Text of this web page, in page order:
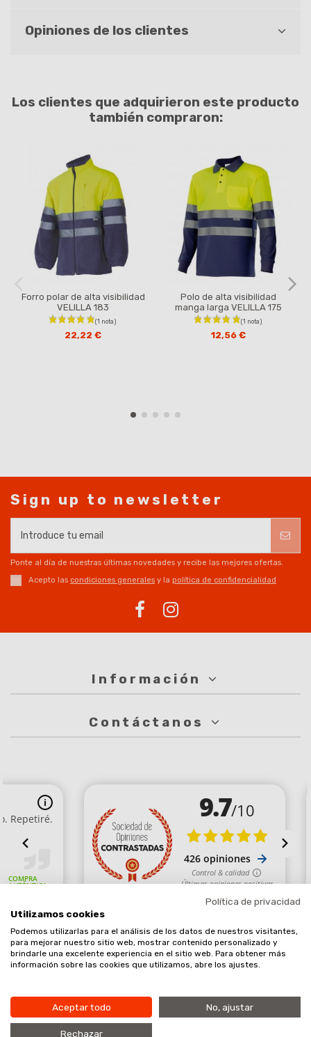
Opiniones de los clientes
Los clientes que adquirieron este producto
también compraron:
Forro polar de alta visibilidad
VELILLA 183
22,22 €
Polo de alta visibilidad
manga larga VELILLA 175
12,56 €
Sign up to newsletter
Ponte al día de nuestras últimas novedades y recibe las mejores ofertas.
Acepto las condiciones generales y la política de confidencialidad
Información
Contáctanos
Comerciante aprobado por la Sociedad de Opiniones Contrastadas,
haga clic aquí para mostrar el certificado.
Política de privacidad
Utilizamos cookies
Podemos utilizarlas para el análisis de los datos de nuestros visitantes,
para mejorar nuestro sitio web, mostrar contenido personalizado y
brindarle una excelente experiencia en el sitio web. Para obtener más
información sobre las cookies que utilizamos, abre los ajustes.
Aceptar todo No, ajustar
Rechazar